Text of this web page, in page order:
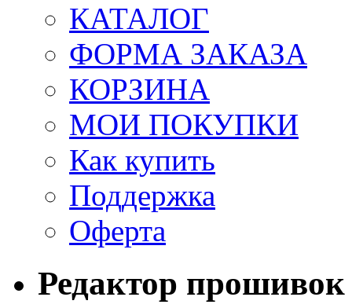
КАТАЛОГ
ФОРМА ЗАКАЗА
КОРЗИНА
МОИ ПОКУПКИ
Как купить
Поддержка
Оферта
Редактор прошивок